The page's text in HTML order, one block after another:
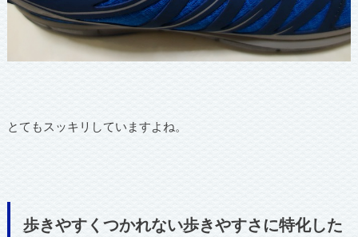
とてもスッキリしていますよね。
歩きやすくつかれない歩きやすさに特化した